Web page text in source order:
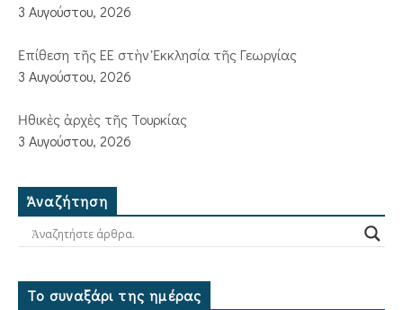
3 Αυγούστου, 2026
Ἐπίθεση τῆς ΕΕ στὴν Ἐκκλησία τῆς Γεωργίας
3 Αυγούστου, 2026
Ἠθικὲς ἀρχὲς τῆς Τουρκίας
3 Αυγούστου, 2026
Ἀναζήτηση
Το συναξάρι της ημέρας